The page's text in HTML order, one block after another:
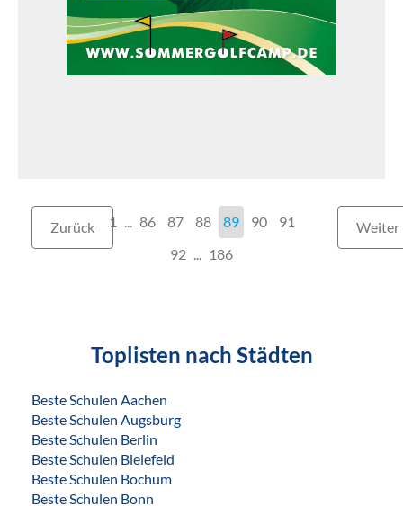
Zurück 1 ... 86 87 88 89 90
91
92 ... 186
Weiter
Toplisten nach Städten
Beste Schulen Aachen
Beste Schulen Augsburg
Beste Schulen Berlin
Beste Schulen Bielefeld
Beste Schulen Bochum
Beste Schulen Bonn